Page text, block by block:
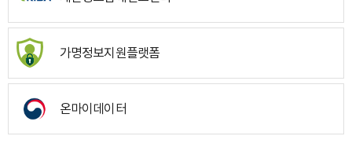
가명정보지원플랫폼
온마이데이터